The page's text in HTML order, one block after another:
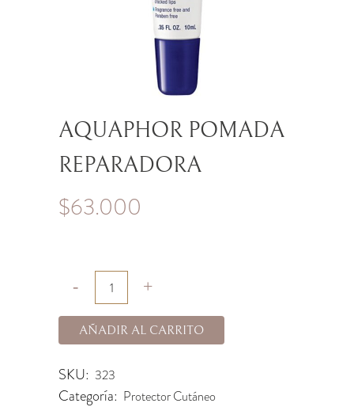
AQUAPHOR POMADA
REPARADORA
$63.000
AÑADIR AL CARRITO
SKU: 323
Categoría: Protector Cutáneo